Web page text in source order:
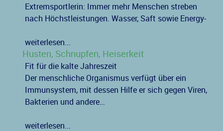
Extremsportlerin: Immer mehr Menschen streben
nach Höchstleistungen. Wasser, Saft sowie Energy-
weiterlesen...
Husten, Schnupfen, Heiserkeit
Fit für die kalte Jahreszeit
Der menschliche Organismus verfügt über ein
Immunsystem, mit dessen Hilfe er sich gegen Viren,
Bakterien und andere…
weiterlesen...